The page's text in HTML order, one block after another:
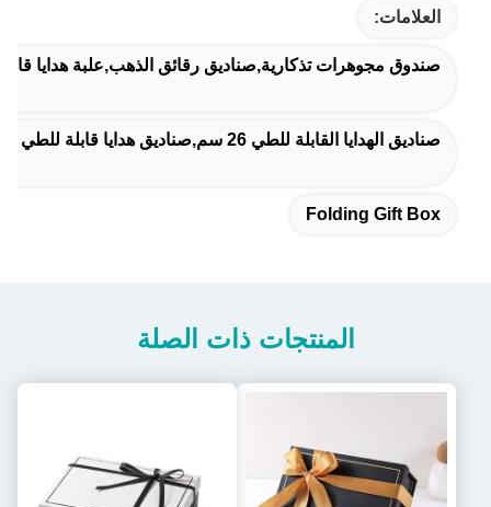
العلامات:
صندوق مجوهرات تذكارية,صناديق رقائق الذهب,علبة هدايا
صناديق الهدايا القابلة للطي 26 سم,صناديق هدايا قابلة للطي حسب الطلب مغناطيسية,صندوق التعبئة الكرتوني المربع
Folding Gift Box
المنتجات ذات الصلة